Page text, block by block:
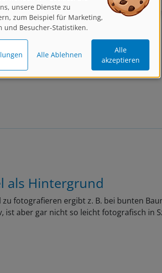
Zurück Weiter
als Hintergrund
zu fotografieren ergibt z. B. bei bunten
ist aber gar nicht so leicht fotografisch in
und Besucher-Statistiken.